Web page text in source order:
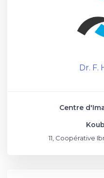
Dr. F.
Centre
11, Coopérative